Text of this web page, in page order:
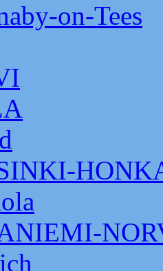
on-Tees